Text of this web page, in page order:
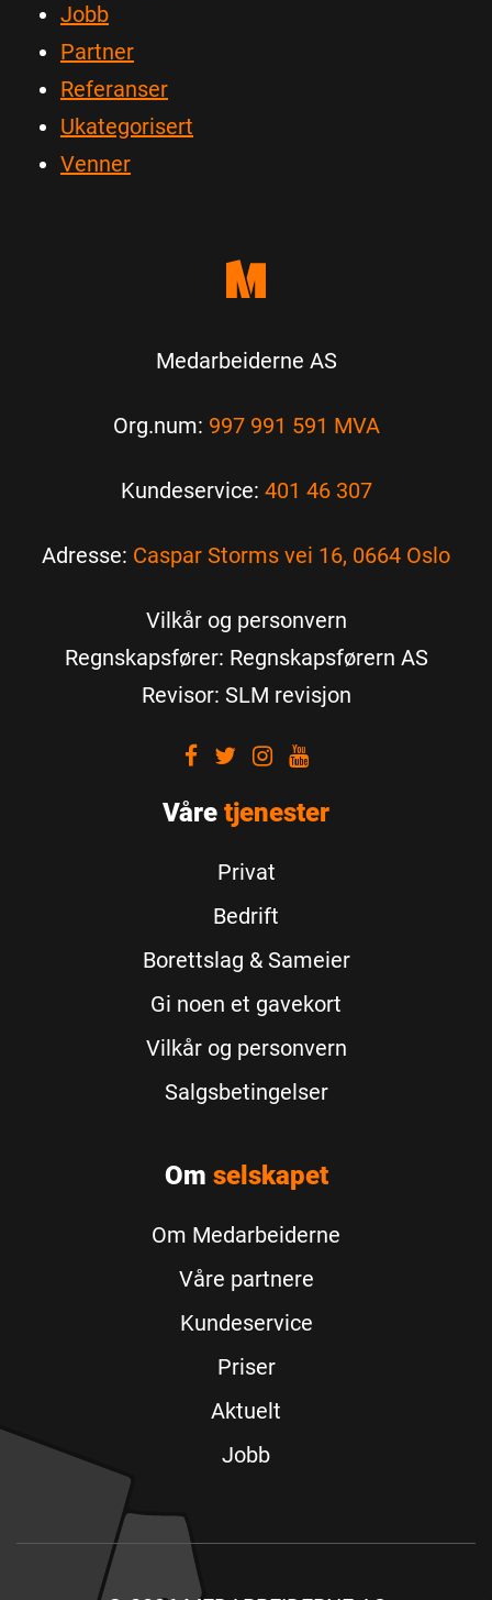
Jobb
Partner
Referanser
Ukategorisert
Venner
Medarbeiderne AS
Org.num: 997 991 591 MVA
Kundeservice: 401 46 307
Adresse: Caspar Storms vei 16, 0664 Oslo
Vilkår og personvern
Regnskapsfører: Regnskapsførern AS
Revisor: SLM revisjon
Visit
Facebook
Visit
Twitter
Visit
Instagram
Visit
Youtube
Våre tjenester
Privat
Bedrift
Borettslag & Sameier
Gi noen et gavekort
Vilkår og personvern
Salgsbetingelser
Om selskapet
Om Medarbeiderne
Våre partnere
Kundeservice
Priser
Aktuelt
Jobb